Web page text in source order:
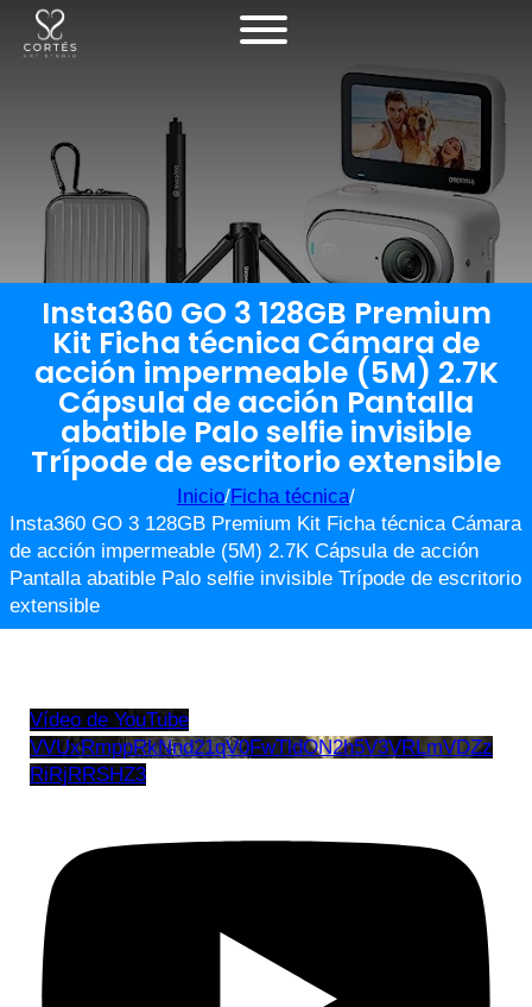
Insta360 GO 3 128GB Premium
Kit Ficha técnica Cámara de
acción impermeable (5M) 2.7K
Cápsula de acción Pantalla
abatible Palo selfie invisible
Trípode de escritorio extensible
Inicio/Ficha técnica/
Insta360 GO 3 128GB Premium Kit Ficha técnica Cámara
de acción impermeable (5M) 2.7K Cápsula de acción
Pantalla abatible Palo selfie invisible Trípode de escritorio
extensible
Vídeo de YouTube
VVUxRmppRkNnd21qV0FwTldON2h5V3VRLmVDZz
RiRjRRSHZ3